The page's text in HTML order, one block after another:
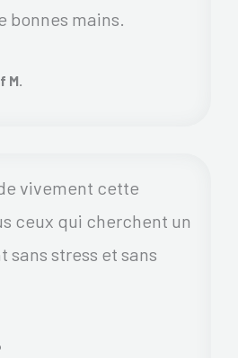
bonnes mains.
M.
vivement cette
ceux qui cherchent un
sans stress et sans